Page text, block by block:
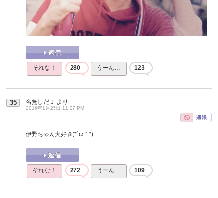
それな！ 280 うーん… 123
35 名無しだＪ より
2016年1月25日 11:27 PM
伊野ちゃん大好き(*´ω｀*)
それな！ 272 うーん… 109